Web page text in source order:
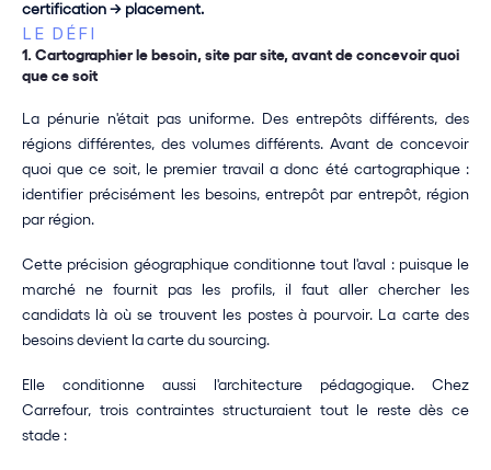
certification → placement.
LE DÉFI
1. Cartographier le besoin, site par site, avant de concevoir quoi
que ce soit
La pénurie n'était pas uniforme. Des entrepôts différents, des
régions différentes, des volumes différents. Avant de concevoir
quoi que ce soit, le premier travail a donc été cartographique :
identifier précisément les besoins, entrepôt par entrepôt, région
par région.
Cette précision géographique conditionne tout l'aval : puisque le
marché ne fournit pas les profils, il faut aller chercher les
candidats là où se trouvent les postes à pourvoir. La carte des
besoins devient la carte du sourcing.
Elle conditionne aussi l'architecture pédagogique. Chez
Carrefour, trois contraintes structuraient tout le reste dès ce
stade :